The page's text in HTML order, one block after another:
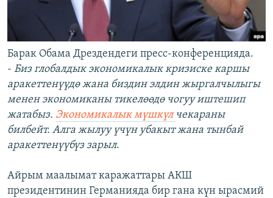
Барак Обама Дрездендеги пресс-конференцияда.
- Биз глобалдык экономикалык кризиске каршы
аракеттенүүдө жана биздин элдин жыргалчылыгы
менен экономиканы тикелөөдө чогуу иштешип
жатабыз. Экономикалык мүшкүл чекараны
билбейт. Алга жылуу үчүн убакыт жана тынбай
аракеттенүүбүз зарыл.
Айрым маалымат каражаттары АКШ
президентинин Германияда бир гана күн ырасмий